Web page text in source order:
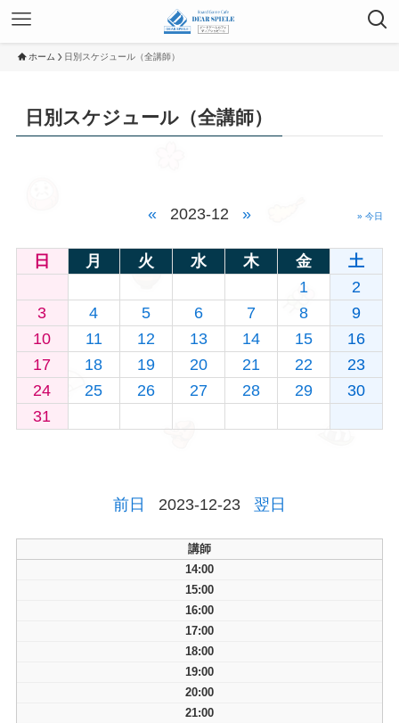
ホーム 日別スケジュール（全講師）
日別スケジュール（全講師）
« 2023-12 » » 今日
日 月 火 水 木 金
土
1
2
3
4 5 6 7 8
9
10
11 12 13 14 15
16
17
18 19 20 21 22
23
24
25 26 27 28 29
30
31
前日 2023-12-23 翌日
講師
14:00
15:00
16:00
17:00
18:00
19:00
20:00
21:00